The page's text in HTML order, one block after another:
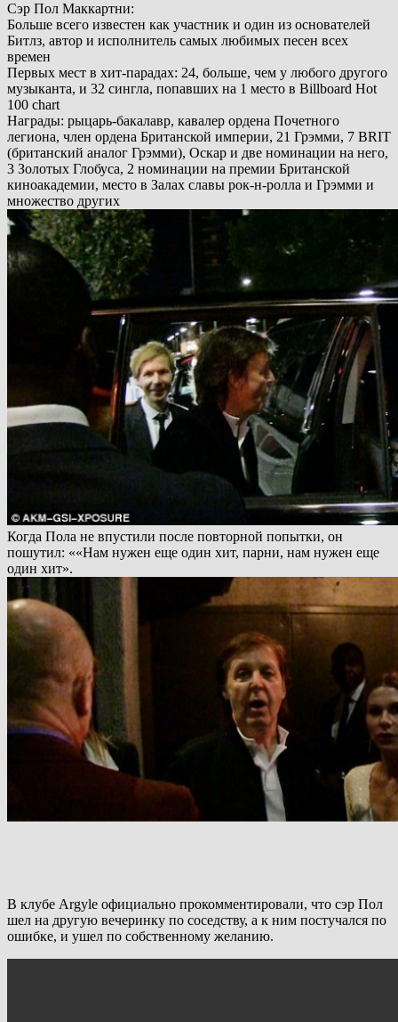
Сэр Пол Маккартни:
Больше всего известен как участник и один из основателей
Битлз, автор и исполнитель самых любимых песен всех
времен
Первых мест в хит-парадах: 24, больше, чем у любого другого
музыканта, и 32 сингла, попавших на 1 место в Billboard Hot
100 chart
Награды: рыцарь-бакалавр, кавалер ордена Почетного
легиона, член ордена Британской империи, 21 Грэмми, 7 BRIT
(британский аналог Грэмми), Оскар и две номинации на него,
3 Золотых Глобуса, 2 номинации на премии Британской
киноакадемии, место в Залах славы рок-н-ролла и Грэмми и
множество других
Когда Пола не впустили после повторной попытки, он
пошутил: ««Нам нужен еще один хит, парни, нам нужен еще
один хит».
В клубе Argyle официально прокомментировали, что сэр Пол
шел на другую вечеринку по соседству, а к ним постучался по
ошибке, и ушел по собственному желанию.